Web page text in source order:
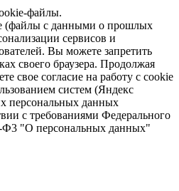
файлы.
(файлы с данными о прошлых
сервисов и
Вы можете запретить
своего браузера. Продолжая
свое согласие на работу с cookie
систем (Яндекс
персональных данных
с требованиями Федерального
Ф3 "О персональных данных"